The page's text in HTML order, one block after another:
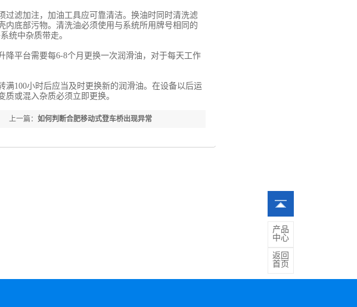
过滤加注，加油工具应可靠清洁。换油时同时清洗滤
底部污物。清洗油必须使用与系统所用牌号相同的
统中杂质带走。
降平台需要每6-8个月更换一次润滑油，对于每天工作
100小时后应当及时更换新的润滑油。在设备以后运
或混入杂质必须立即更换。
上一篇： 如何判断合肥移动式登车桥出现异常
产品
中心
返回
首页